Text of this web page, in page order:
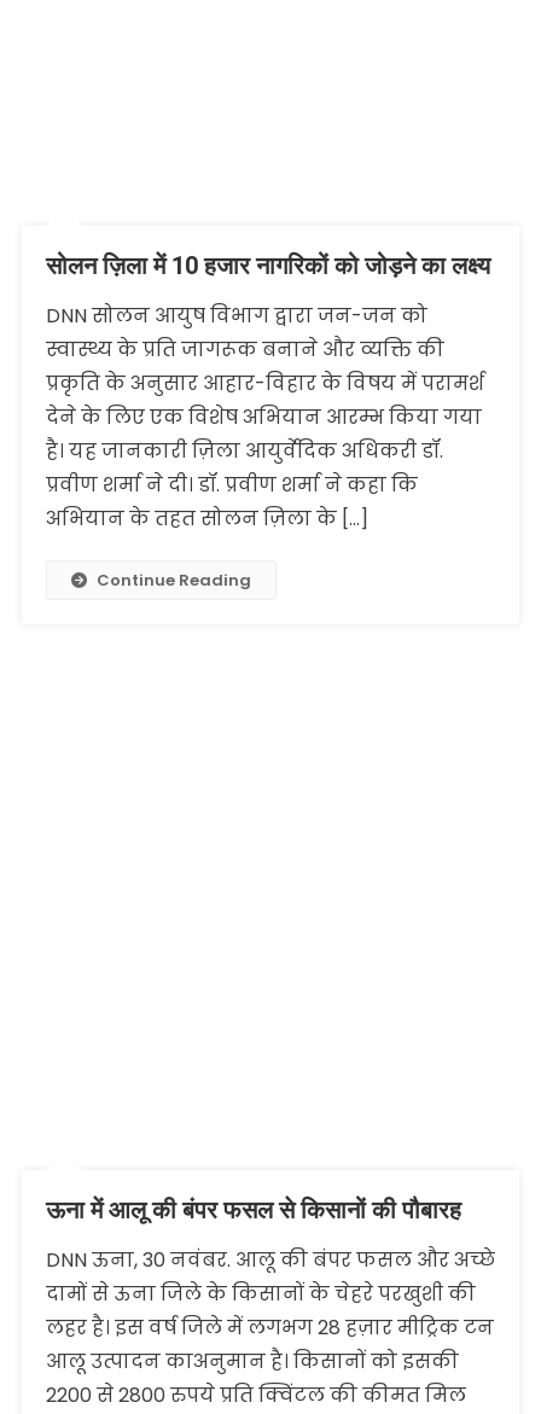
सोलन ज़िला में 10 हजार नागरिकों को जोड़ने का लक्ष्य
DNN सोलन आयुष विभाग द्वारा जन-जन को
स्वास्थ्य के प्रति जागरूक बनाने और व्यक्ति की
प्रकृति के अनुसार आहार-विहार के विषय में परामर्श
देने के लिए एक विशेष अभियान आरम्भ किया गया
है। यह जानकारी ज़िला आयुर्वेदिक अधिकरी डॉ.
प्रवीण शर्मा ने दी। डॉ. प्रवीण शर्मा ने कहा कि
अभियान के तहत सोलन ज़िला के […]
Continue Reading
ऊना में आलू की बंपर फसल से किसानों की पौबारह
DNN ऊना, 30 नवंबर. आलू की बंपर फसल और अच्छे
दामों से ऊना जिले के किसानों के चेहरे परखुशी की
लहर है। इस वर्ष जिले में लगभग 28 हज़ार मीट्रिक टन
आलू उत्पादन काअनुमान है। किसानों को इसकी
2200 से 2800 रुपये प्रति क्विंटल की कीमत मिल